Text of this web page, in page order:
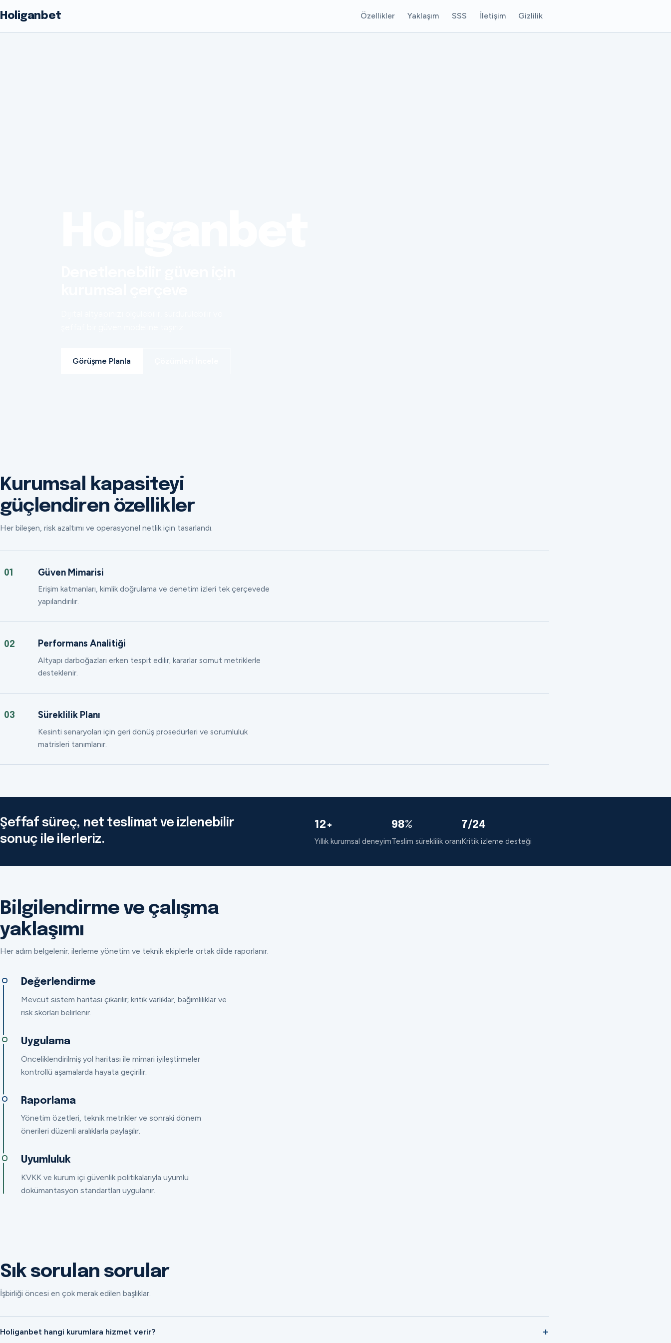
Holiganbet Özellikler Yaklaşım SSS İletişim Gizlilik
Görüşme Planla
Kurumsal kapasiteyi
güçlendiren özellikler
Her bileşen, risk azaltımı ve operasyonel netlik için tasarlandı.
01 Güven Mimarisi
Erişim katmanları, kimlik doğrulama ve denetim izleri tek çerçevede
yapılandırılır.
02 Performans Analitiği
Altyapı darboğazları erken tespit edilir; kararlar somut metriklerle
desteklenir.
03 Süreklilik Planı
Kesinti senaryoları için geri dönüş prosedürleri ve sorumluluk
matrisleri tanımlanır.
Şeffaf süreç, net teslimat ve izlenebilir
sonuç ile ilerleriz.
12+
Yıllık kurumsal deneyim
98%
Teslim süreklilik oranı
7/24
Kritik izleme desteği
Bilgilendirme ve çalışma
yaklaşımı
Her adım belgelenir; ilerleme yönetim ve teknik ekiplerle ortak dilde raporlanır.
Değerlendirme
Mevcut sistem haritası çıkarılır; kritik varlıklar, bağımlılıklar ve
risk skorları belirlenir.
Uygulama
Önceliklendirilmiş yol haritası ile mimari iyileştirmeler
kontrollü aşamalarda hayata geçirilir.
Raporlama
Yönetim özetleri, teknik metrikler ve sonraki dönem
önerileri düzenli aralıklarla paylaşılır.
Uyumluluk
KVKK ve kurum içi güvenlik politikalarıyla uyumlu
dokümantasyon standartları uygulanır.
Sık sorulan sorular
İşbirliği öncesi en çok merak edilen başlıklar.
Holiganbet hangi kurumlara hizmet verir?